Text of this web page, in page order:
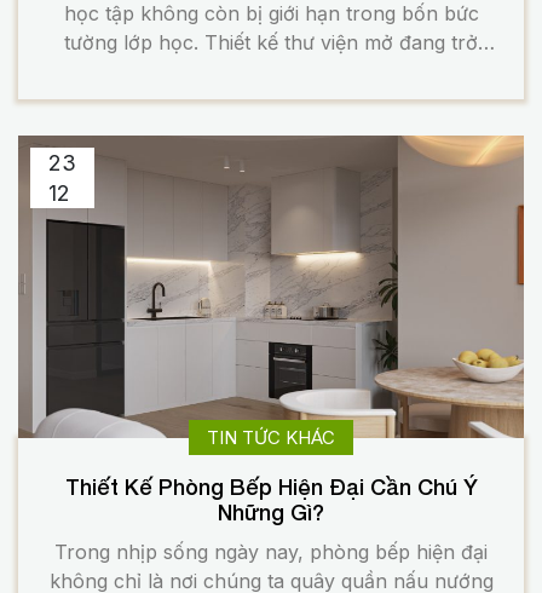
học tập không còn bị giới hạn trong bốn bức
tường lớp học. Thiết kế thư viện mở đang trở
quốc tế nhờ khả năng khơi gợi tư duy, thúc đẩy
tương tác và nuôi dưỡng tinh […]
TIN TỨC KHÁC
23
12
Thiết Kế Phòng Bếp Hiện Đại Cần Chú Ý
Những Gì?
Trong nhịp sống ngày nay, phòng bếp hiện đại
không chỉ là nơi chúng ta quây quần nấu nướng